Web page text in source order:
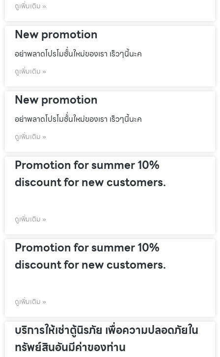
ดูเพิ่มเติม »
New promotion
อย่าพลาดโปรโมชั้่นใหม่ของเรา เร็วๆนี้นะค
ดูเพิ่มเติม »
New promotion
อย่าพลาดโปรโมชั้่นใหม่ของเรา เร็วๆนี้นะค
ดูเพิ่มเติม »
Promotion for summer 10%
discount for new customers.
ดูเพิ่มเติม »
Promotion for summer 10%
discount for new customers.
ดูเพิ่มเติม »
บริการให้เช่าตู้นิรภัย เพื่อความปลอดภัยใน
ทรัพย์สินอันมีค่าของท่าน